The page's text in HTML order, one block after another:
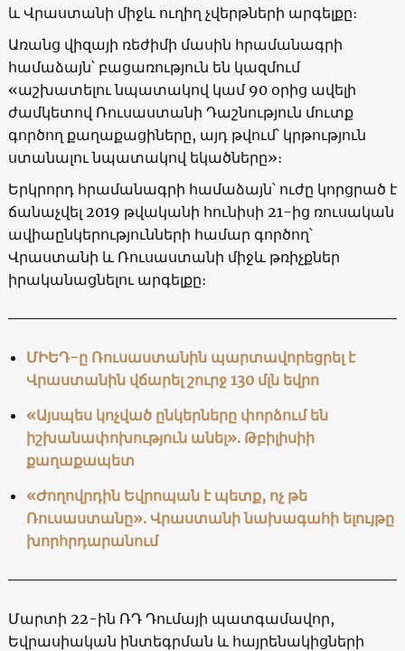
և Վրաստանի միջև ուղիղ չվերթների արգելքը։
Առանց վիզայի ռեժիմի մասին հրամանագրի
համաձայն՝ բացառություն են կազմում
«աշխատելու նպատակով կամ 90 օրից ավելի
ժամկետով Ռուսաստանի Դաշնություն մուտք
գործող քաղաքացիները, այդ թվում՝ կրթություն
ստանալու նպատակով եկածները»։
Երկրորդ հրամանագրի համաձայն՝ ուժը կորցրած է
ճանաչվել 2019 թվականի հունիսի 21-ից ռուսական
ավիաընկերությունների համար գործող՝
Վրաստանի և Ռուսաստանի միջև թռիչքներ
իրականացնելու արգելքը։
ՄԻԵԴ-ը Ռուսաստանին պարտավորեցրել է
Վրաստանին վճարել շուրջ 130 մլն եվրո
«Այսպես կոչված ընկերները փորձում են
իշխանափոխություն անել». Թբիլիսիի
քաղաքապետ
«Ժողովրդին Եվրոպան է պետք, ոչ թե
Ռուսաստանը». Վրաստանի նախագահի ելույթը
խորհրդարանում
Մարտի 22-ին ՌԴ Դումայի պատգամավոր,
Եվրասիական ինտեգրման և հայրենակիցների